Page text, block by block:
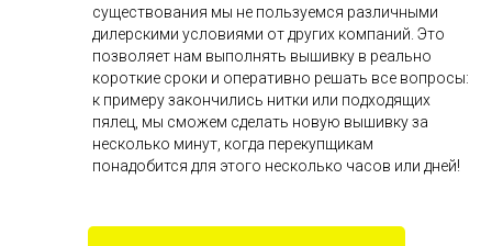
существования мы не пользуемся различными
дилерскими условиями от других компаний. Это
позволяет нам выполнять вышивку в реально
короткие сроки и оперативно решать все вопросы:
к примеру закончились нитки или подходящих
пялец, мы сможем сделать новую вышивку за
несколько минут, когда перекупщикам
понадобится для этого несколько часов или дней!